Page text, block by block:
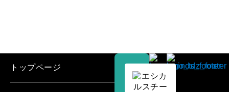
トップページ